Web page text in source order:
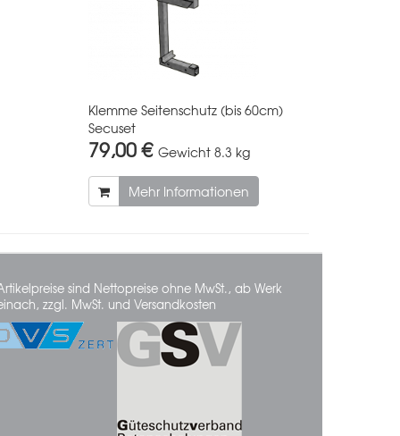
Klemme Seitenschutz (bis 60cm)
Secuset
79,00 € Gewicht 8.3 kg
Mehr Informationen
sind Nettopreise ohne MwSt., ab Werk
zzgl. MwSt. und Versandkosten